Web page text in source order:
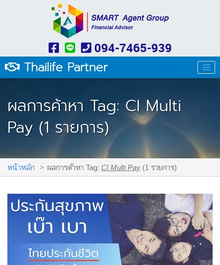
094-7465-939
Thailife Partner
ผลการค้าหา Tag: CI Multi
Pay (1 รายการ)
หน้าหลัก ผลการค้าหา Tag: CI Multi Pay (1 รายการ)